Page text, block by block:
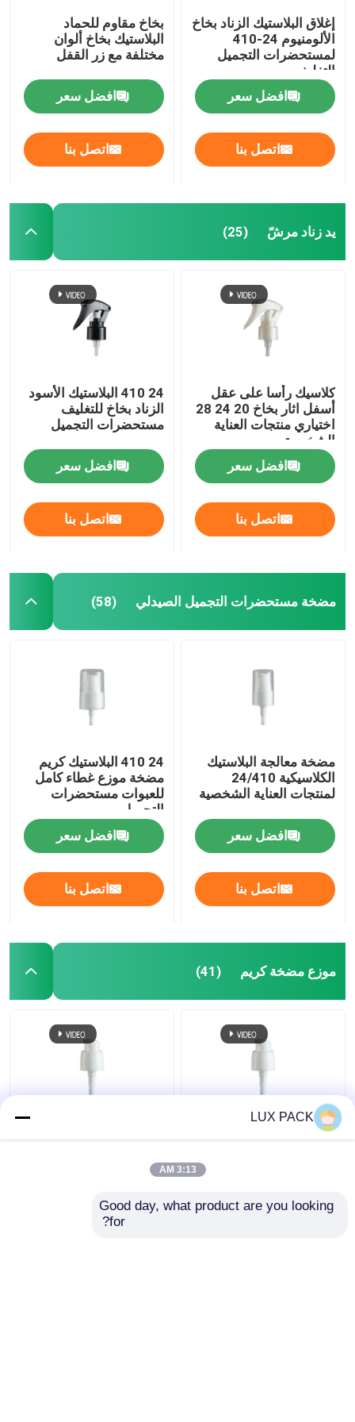
زجاجة من الزيت العطري
زجاجة رذاذ العطر
إغلاق البلاستيك الزناد بخاخ
الألومنيوم 24-410
لمستحضرات التجميل
التغليف
افضل سعر
اتصل بنا
بخاخ مقاوم للحماد
البلاستيك بخاخ ألوان
مختلفة مع زر القفل
افضل سعر
اتصل بنا
يد زناد مرشّ (25)
كلاسيك رأسا على عقل
أسفل اثار بخاخ 20 24 28
اختياري منتجات العناية
الشخصية
افضل سعر
اتصل بنا
24 410 البلاستيك الأسود
الزناد بخاخ للتغليف
مستحضرات التجميل
افضل سعر
اتصل بنا
مضخة مستحضرات التجميل الصيدلي (58)
مضخة معالجة البلاستيك
الكلاسيكية 24/410
لمنتجات العناية الشخصية
افضل سعر
اتصل بنا
24 410 البلاستيك كريم
مضخة موزع غطاء كامل
للعبوات مستحضرات
التجميل
افضل سعر
اتصل بنا
موزع مضخة كريم (41)
افضل سعر
410 مع اليسار اليمين قفل
افضل سعر
LUX PACK
3:13 AM
Good day, what product are you looking
for?